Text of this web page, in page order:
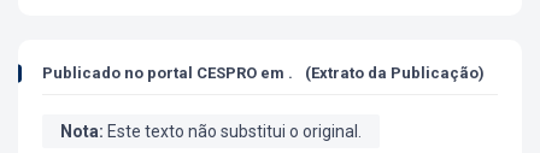
Publicado no portal CESPRO em . (Extrato da Publicação)
Nota: Este texto não substitui o original.